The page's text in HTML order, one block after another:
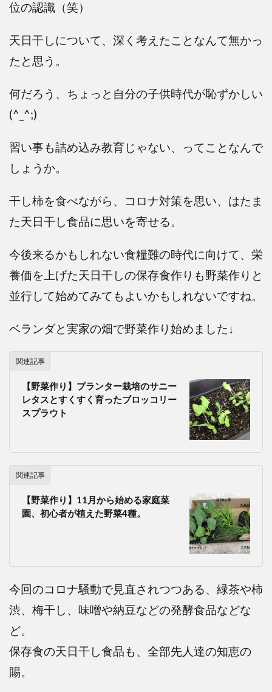
位の認識（笑）
天日干しについて、深く考えたことなんて無かっ
たと思う。
何だろう、ちょっと自分の子供時代が恥ずかしい
(^_^;)
習い事も詰め込み教育じゃない、ってことなんで
しょうか。
干し柿を食べながら、コロナ対策を思い、はたま
た天日干し食品に思いを寄せる。
今後来るかもしれない食糧難の時代に向けて、栄
養価を上げた天日干しの保存食作りも野菜作りと
並行して始めてみてもよいかもしれないですね。
ベランダと実家の畑で野菜作り始めました↓
関連記事
【野菜作り】プランター栽培のサニー
レタスとすくすく育ったブロッコリー
スプラウト
関連記事
【野菜作り】11月から始める家庭菜
園、初心者が植えた野菜4種。
今回のコロナ騒動で見直されつつある、緑茶や柿
渋、梅干し、味噌や納豆などの発酵食品などな
ど。
保存食の天日干し食品も、全部先人達の知恵の
賜。